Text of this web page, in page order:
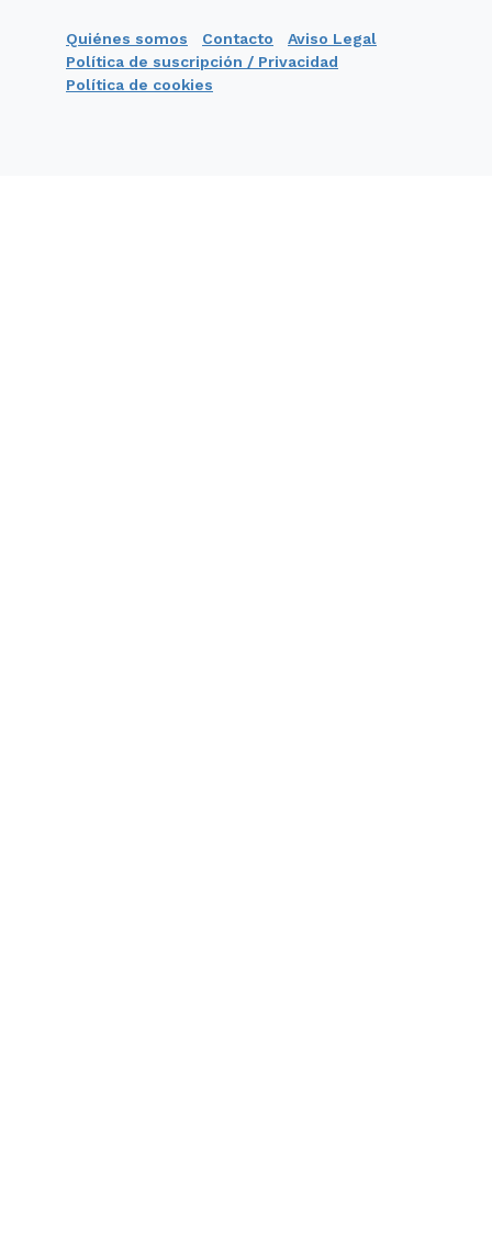
Quiénes somos Contacto
Aviso Legal
Política de suscripción / Privacidad
Política de cookies